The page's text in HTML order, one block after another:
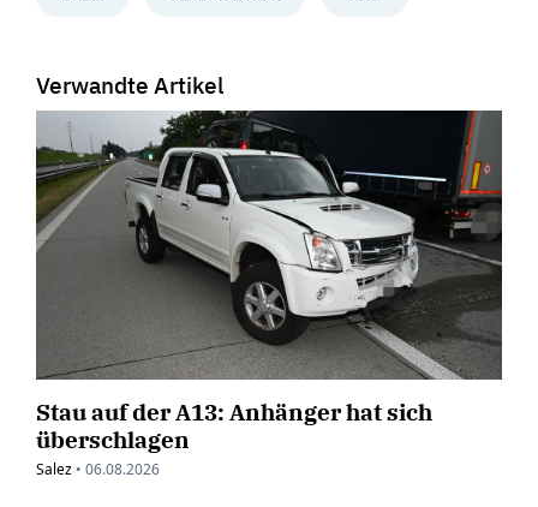
Verwandte Artikel
Stau auf der A13: Anhänger hat sich
überschlagen
Salez • 06.08.2026